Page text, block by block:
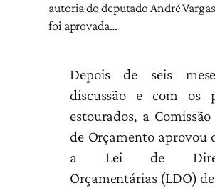
autoria do deputado André
foi aprovada…
Depois de seis
discussão e com os
estourados, a
de Orçamento aprovou
a Lei de
Orçamentárias (LDO)